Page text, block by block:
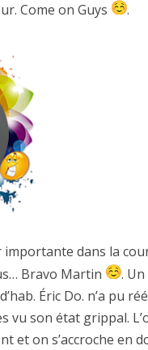
Come on Guys
.
dans la
Bravo Martin
.
Éric Do. n’a pu
vu son état grippal.
et on s’accroche en